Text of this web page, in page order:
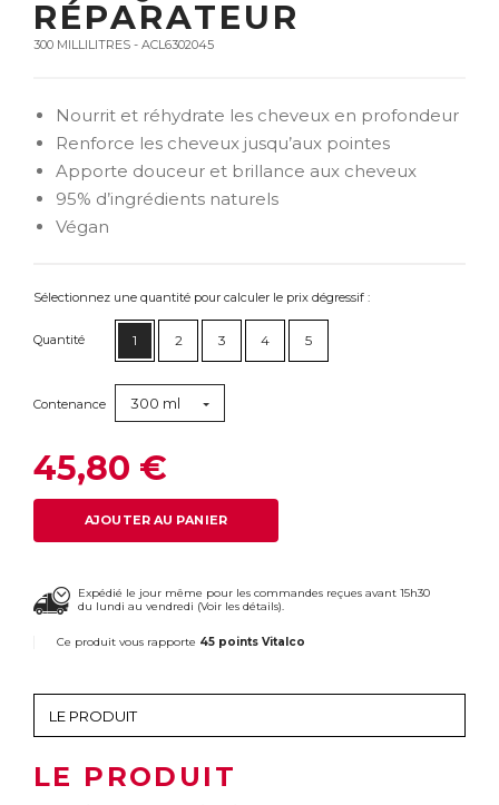
RÉPARATEUR
300 MILLILITRES - ACL6302045
Nourrit et réhydrate les cheveux en profondeur
Renforce les cheveux jusqu’aux pointes
Apporte douceur et brillance aux cheveux
95% d’ingrédients naturels
Végan
Sélectionnez une quantité pour calculer le prix dégressif :
Quantité 1 2 3 4 5
Contenance 300 ml
45,80 €
AJOUTER AU PANIER
Expédié le jour même pour les commandes reçues avant 15h30
du lundi au vendredi (Voir les détails).
Ce produit vous rapporte 45 points Vitalco
LE PRODUIT